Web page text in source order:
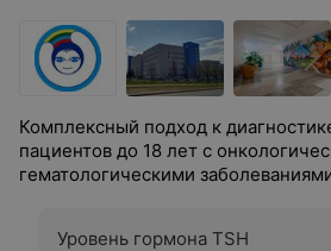
Комплексный подход к
пациентов до 18 лет с
гематологическими
Уровень гормона TSH